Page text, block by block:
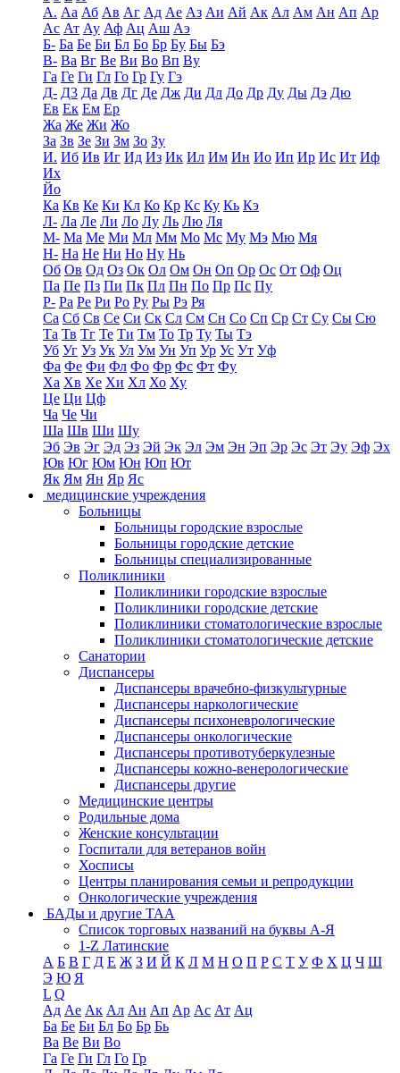
А. Аа Аб Ав Аг Ад Ае Аз Аи Ай Ак Ал Ам Ан Ап Ар
Ас Ат Ау Аф Ац Аш Аэ
Б- Ба Бе Би Бл Бо Бр Бу Бы Бэ
В- Ва Вг Ве Ви Во Вп Ву
Га Ге Ги Гл Го Гр Гу Гэ
Д- Д3 Да Дв Дг Де Дж Ди Дл До Др Ду Ды Дэ Дю
Ев Ек Ем Ер
Жа Же Жи Жо
За Зв Зе Зи Зм Зо Зу
И. Иб Ив Иг Ид Из Ик Ил Им Ин Ио Ип Ир Ис Ит Иф
Их
Йо
Ка Кв Ке Ки Кл Ко Кр Кс Ку Кь Кэ
Л- Ла Ле Ли Ло Лу Ль Лю Ля
М- Ма Ме Ми Мл Мм Мо Мс Му Мэ Мю Мя
Н- На Не Ни Но Ну Нь
Об Ов Од Оз Ок Ол Ом Он Оп Ор Ос От Оф Оц
Па Пе Пз Пи Пк Пл Пн По Пр Пс Пу
Р- Ра Ре Ри Ро Ру Ры Рэ Ря
Са Сб Св Се Си Ск Сл См Сн Со Сп Ср Ст Су Сы Сю
Та Тв Тг Те Ти Тм То Тр Ту Ты Тэ
Уб Уг Уз Ук Ул Ум Ун Уп Ур Ус Ут Уф
Фа Фе Фи Фл Фо Фр Фс Фт Фу
Ха Хв Хе Хи Хл Хо Ху
Це Ци Цф
Ча Че Чи
Ша Шв Ши Шу
Эб Эв Эг Эд Эз Эй Эк Эл Эм Эн Эп Эр Эс Эт Эу Эф Эх
Юв Юг Юм Юн Юп Ют
Як Ям Ян Яр Яс
медицинские учреждения
Больницы
Больницы городские взрослые
Больницы городские детские
Больницы специализированные
Поликлиники
Поликлиники городские взрослые
Поликлиники городские детские
Поликлиники стоматологические взрослые
Поликлиники стоматологические детские
Санатории
Диспансеры
Диспансеры врачебно-физкультурные
Диспансеры наркологические
Диспансеры психоневрологические
Диспансеры онкологические
Диспансеры противотуберкулезные
Диспансеры кожно-венерологические
Диспансеры другие
Медицинские центры
Родильные дома
Женские консультации
Госпитали для ветеранов войн
Хосписы
Центры планирования семьи и репродукции
Онкологические учреждения
БАДы и другие ТАА
Список торговых названий на буквы А-Я
1-Z Латинские
А Б В Г Д Е Ж З И Й К Л М Н О П Р С Т У Ф Х Ц Ч Ш
Э Ю Я
L Q
Ад Ае Ак Ал Ан Ап Ар Ас Ат Ац
Ба Бе Би Бл Бо Бр Бь
Ва Ве Ви Во
Га Ге Ги Гл Го Гр